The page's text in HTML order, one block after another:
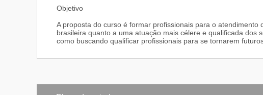
Objetivo
A proposta do curso é formar profissionais para o
brasileira quanto a uma atuação mais célere e qualificada dos
como buscando qualificar profissionais para se tornarem